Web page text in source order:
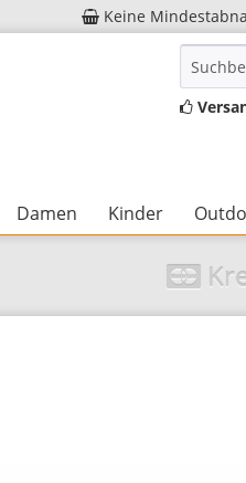
Keine
Damen Kinder